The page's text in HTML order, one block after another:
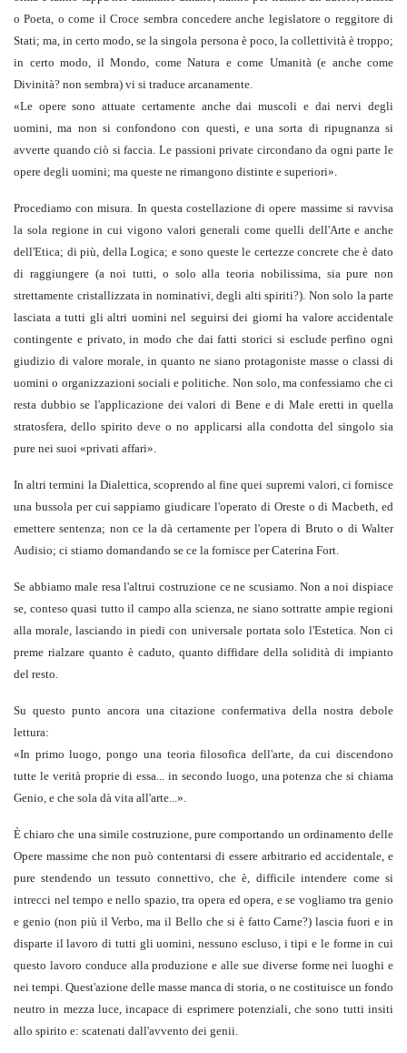
o Poeta, o come il Croce sembra concedere anche legislatore o reggitore di
Stati; ma, in certo modo, se la singola persona è poco, la collettività è troppo;
in certo modo, il Mondo, come Natura e come Umanità (e anche come
Divinità? non sembra) vi si traduce arcanamente.
«Le opere sono attuate certamente anche dai muscoli e dai nervi degli
uomini, ma non si confondono con questi, e una sorta di ripugnanza si
avverte quando ciò si faccia. Le passioni private circondano da ogni parte le
opere degli uomini; ma queste ne rimangono distinte e superiori».
Procediamo con misura. In questa costellazione di opere massime si ravvisa
la sola regione in cui vigono valori generali come quelli dell'Arte e anche
dell'Etica; di più, della Logica; e sono queste le certezze concrete che è dato
di raggiungere (a noi tutti, o solo alla teoria nobilissima, sia pure non
strettamente cristallizzata in nominativi, degli alti spiriti?). Non solo la parte
lasciata a tutti gli altri uomini nel seguirsi dei giorni ha valore accidentale
contingente e privato, in modo che dai fatti storici si esclude perfino ogni
giudizio di valore morale, in quanto ne siano protagoniste masse o classi di
uomini o organizzazioni sociali e politiche. Non solo, ma confessiamo che ci
resta dubbio se l'applicazione dei valori di Bene e di Male eretti in quella
stratosfera, dello spirito deve o no applicarsi alla condotta del singolo sia
pure nei suoi «privati affari».
In altri termini la Dialettica, scoprendo al fine quei supremi valori, ci fornisce
una bussola per cui sappiamo giudicare l'operato di Oreste o di Macbeth, ed
emettere sentenza; non ce la dà certamente per l'opera di Bruto o di Walter
Audisio; ci stiamo domandando se ce la fornisce per Caterina Fort.
Se abbiamo male resa l'altrui costruzione ce ne scusiamo. Non a noi dispiace
se, conteso quasi tutto il campo alla scienza, ne siano sottratte ampie regioni
alla morale, lasciando in piedi con universale portata solo l'Estetica. Non ci
preme rialzare quanto è caduto, quanto diffidare della solidità di impianto
del resto.
Su questo punto ancora una citazione confermativa della nostra debole
lettura:
«In primo luogo, pongo una teoria filosofica dell'arte, da cui discendono
tutte le verità proprie di essa... in secondo luogo, una potenza che si chiama
Genio, e che sola dà vita all'arte...».
È chiaro che una simile costruzione, pure comportando un ordinamento delle
Opere massime che non può contentarsi di essere arbitrario ed accidentale, e
pure stendendo un tessuto connettivo, che è, difficile intendere come si
intrecci nel tempo e nello spazio, tra opera ed opera, e se vogliamo tra genio
e genio (non più il Verbo, ma il Bello che si è fatto Carne?) lascia fuori e in
disparte il lavoro di tutti gli uomini, nessuno escluso, i tipi e le forme in cui
questo lavoro conduce alla produzione e alle sue diverse forme nei luoghi e
nei tempi. Quest'azione delle masse manca di storia, o ne costituisce un fondo
neutro in mezza luce, incapace di esprimere potenziali, che sono tutti insiti
allo spirito e: scatenati dall'avvento dei genii.